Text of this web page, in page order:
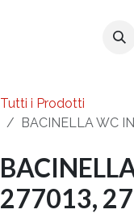
Tutti i Prodotti
BACINELLA WC
277013,